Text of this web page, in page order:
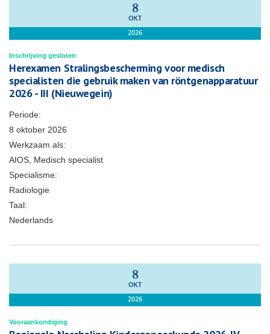
8
OKT
2026
Inschrijving gesloten
Herexamen Stralingsbescherming voor medisch
specialisten die gebruik maken van röntgenapparatuur
2026 - III (Nieuwegein)
Periode:
8 oktober 2026
Werkzaam als:
AIOS, Medisch specialist
Specialisme:
Radiologie
Taal:
Nederlands
8
OKT
2026
Vooraankondiging